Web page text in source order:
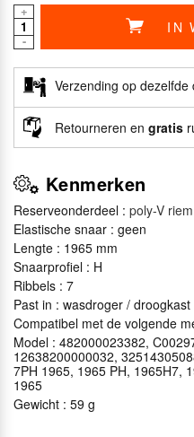
+
-
IN
Verzending op dezelfde
Retourneren en gratis
Kenmerken
Reserveonderdeel : poly-V
Elastische snaar : geen
Lengte : 1965 mm
Snaarprofiel : H
Ribbels : 7
Past in : wasdroger / droogkast
Compatibel met de volgende
Model : 482000023382,
12638200000032,
7PH 1965, 1965 PH, 1965H7,
1965
Gewicht : 59 g